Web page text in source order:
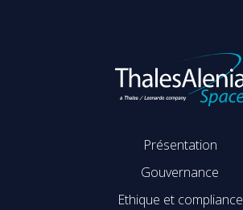
Présentation
Gouvernance
Ethique et compliance